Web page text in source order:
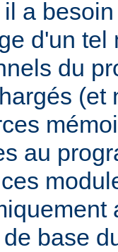
a
d'un
du
(et
au
base